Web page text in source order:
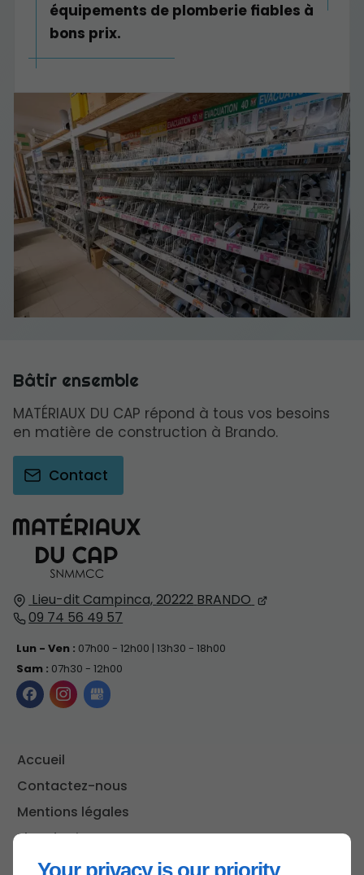
Your privacy is our priority
équipements de plomberie fiables à
bons prix.
Lieu-dit Campinca,20222 BRANDO
09 74 56 49 57
Lun - Ven : 07h00 - 12h00 | 13h30 - 18h00
Sam : 07h30 - 12h00
Accueil
Contactez-nous
Mentions légales
Plan du site
Bâtir ensemble
MATÉRIAUX DU CAP répond à tous vos besoins
en matière de construction à Brando.
Contact